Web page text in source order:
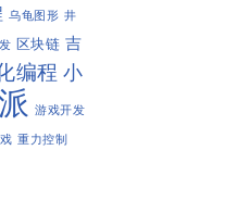
乌龟图形 井
区块链 吉
编程 小
游戏开发
重力控制